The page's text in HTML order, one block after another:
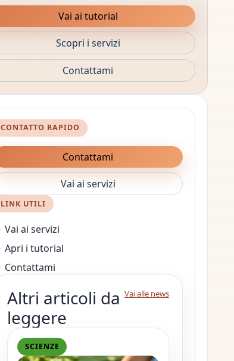
Vai ai tutorial
Scopri i servizi
Contattami
CONTATTO RAPIDO
Contattami
Vai ai servizi
LINK UTILI
Vai ai servizi
Apri i tutorial
Contattami
Altri articoli da
leggere
Vai alle news
SCIENZE